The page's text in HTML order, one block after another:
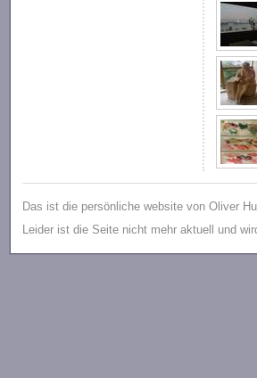
Das ist die persönliche website von Oliver
Leider ist die Seite nicht mehr aktuell und